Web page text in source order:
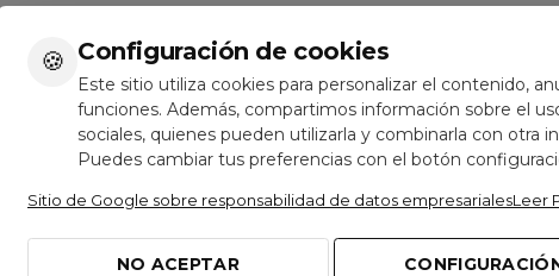
🍪 Configuración de cookies
Este sitio utiliza cookies para personalizar el contenido,
funciones. Además, compartimos información sobre el
sociales, quienes pueden utilizarla y combinarla con otra
Puedes cambiar tus preferencias con el botón
Sitio de Google sobre responsabilidad de datos empresarialesLeer
NO ACEPTAR
Oquo Wheels